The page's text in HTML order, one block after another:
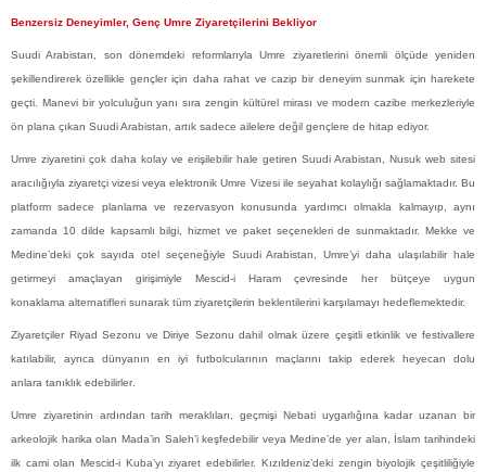
Benzersiz Deneyimler, Genç Umre Ziyaretçilerini Bekliyor
Suudi Arabistan, son dönemdeki reformlarıyla Umre ziyaretlerini önemli ölçüde yeniden
şekillendirerek özellikle gençler için daha rahat ve cazip bir deneyim sunmak için harekete
geçti.
Manevi bir yolculuğun yanı sıra zengin kültürel mirası ve modern cazibe merkezleriyle
ön plana çıkan Suudi Arabistan, artık sadece ailelere değil gençlere de hitap ediyor.
Umre ziyaretini çok daha kolay ve erişilebilir hale getiren Suudi Arabistan, Nusuk web sitesi
aracılığıyla ziyaretçi vizesi veya elektronik Umre Vizesi ile seyahat kolaylığı sağlamaktadır.Bu
platform sadece planlama ve rezervasyon konusunda yardımcı olmakla kalmayıp, aynı
zamanda 10 dilde kapsamlı bilgi, hizmet ve paket seçenekleri de sunmaktadır. Mekke ve
Medine’deki çok sayıda otel seçeneğiyle Suudi Arabistan, Umre’yi daha ulaşılabilir hale
getirmeyi amaçlayan girişimiyle Mescid-i Haram çevresinde her bütçeye uygun
konaklama alternatifleri sunarak tüm ziyaretçilerin beklentilerini karşılamayı hedeflemektedir.
Ziyaretçiler Riyad Sezonu ve Diriye Sezonu dahil olmak üzere çeşitli etkinlik ve festivallere
katılabilir, ayrıca dünyanın en iyi futbolcularının maçlarını takip ederek heyecan dolu
anlara tanıklık edebilirler.
Umre ziyaretinin ardından tarih meraklıları, geçmişi Nebati uygarlığına kadar uzanan bir
arkeolojik harika olan Mada’in Saleh’i keşfedebilir veya Medine’de yer alan, İslam tarihindeki
ilk cami olan Mescid-i Kuba’yı ziyaret edebilirler. Kızıldeniz’deki zengin biyolojik çeşitliliğiyle